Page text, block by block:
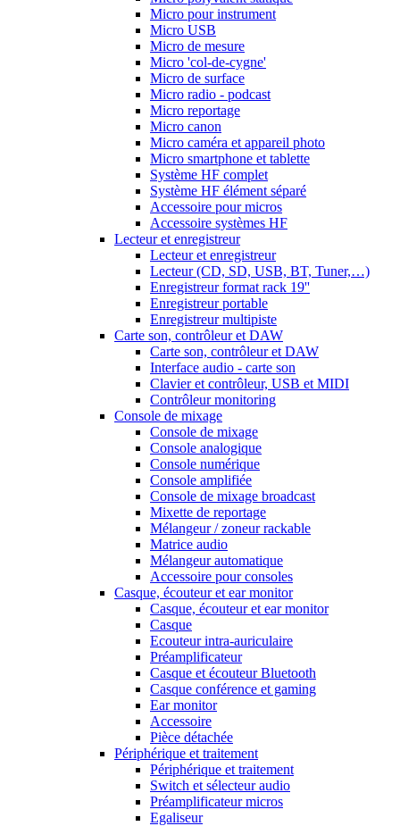
Micro pour instrument
Micro USB
Micro de mesure
Micro 'col-de-cygne'
Micro de surface
Micro radio - podcast
Micro reportage
Micro canon
Micro caméra et appareil photo
Micro smartphone et tablette
Système HF complet
Système HF élément séparé
Accessoire pour micros
Accessoire systèmes HF
Lecteur et enregistreur
Lecteur et enregistreur
Lecteur (CD, SD, USB, BT, Tuner,…)
Enregistreur format rack 19''
Enregistreur portable
Enregistreur multipiste
Carte son, contrôleur et DAW
Carte son, contrôleur et DAW
Interface audio - carte son
Clavier et contrôleur, USB et MIDI
Contrôleur monitoring
Console de mixage
Console de mixage
Console analogique
Console numérique
Console amplifiée
Console de mixage broadcast
Mixette de reportage
Mélangeur / zoneur rackable
Matrice audio
Mélangeur automatique
Accessoire pour consoles
Casque, écouteur et ear monitor
Casque, écouteur et ear monitor
Casque
Ecouteur intra-auriculaire
Préamplificateur
Casque et écouteur Bluetooth
Casque conférence et gaming
Ear monitor
Accessoire
Pièce détachée
Périphérique et traitement
Périphérique et traitement
Switch et sélecteur audio
Préamplificateur micros
Egaliseur